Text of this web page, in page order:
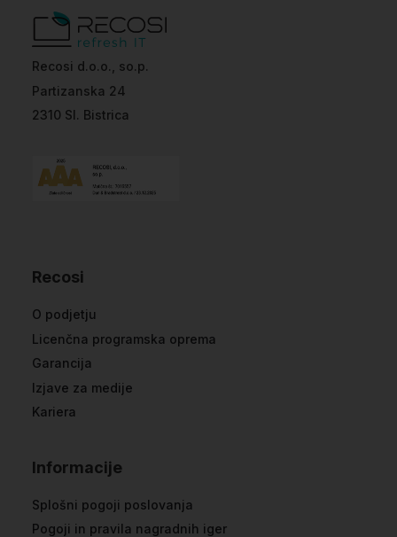
Recosi d.o.o., so.p.
Partizanska 24
2310 Sl. Bistrica
Recosi
O podjetju
Licenčna programska oprema
Garancija
Izjave za medije
Kariera
Informacije
Splošni pogoji poslovanja
Pogoji in pravila nagradnih iger